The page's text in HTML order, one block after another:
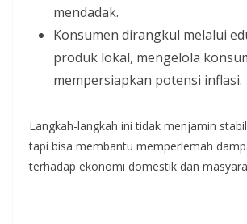
mendadak.
Konsumen dirangkul melalui
produk lokal, mengelola
mempersiapkan potensi inflasi.
Langkah-langkah ini tidak menjamin
tapi bisa membantu memperlemah
terhadap ekonomi domestik dan